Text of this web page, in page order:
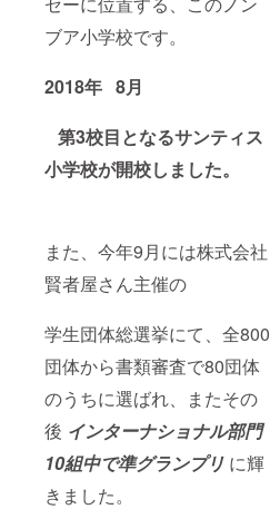
ブア小学校です。
2018年 8月
第3校目となるサンティス
小学校が開校しました。
また、今年9月には株式会社
賢者屋さん主催の
学生団体総選挙にて、全800
団体から書類審査で80団体
のうちに選ばれ、またその
後 インターナショナル部門
10組中で準グランプリ に輝
きました。